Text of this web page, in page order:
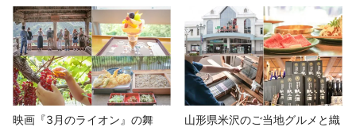
映画『3月のライオン』の舞
山形県米沢のご当地グルメと織